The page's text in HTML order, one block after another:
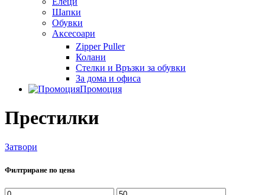
Шапки
Обувки
Аксесоари
Zipper Puller
Колани
Стелки и Връзки за обувки
За дома и офиса
Промоция
Престилки
Затвори
Филтриране по цена
Минимална
Максимална